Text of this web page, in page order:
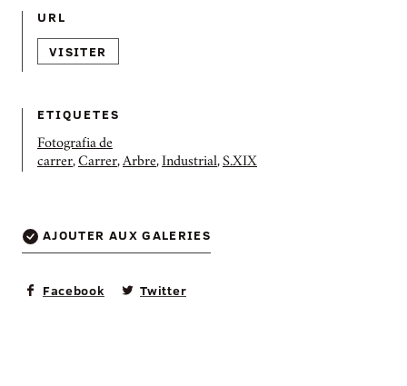
URL
VISITER
ETIQUETES
Fotografia de
carrer, Carrer, Arbre, Industrial, S.XIX
AJOUTER AUX GALERIES
Facebook Twitter